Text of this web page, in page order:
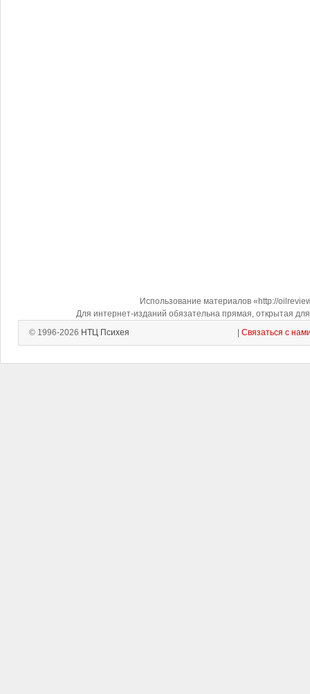
Использование материалов «http://
Для интернет-изданий обязательна прямая, открытая
© 1996-2026 НТЦ Психея Связаться с